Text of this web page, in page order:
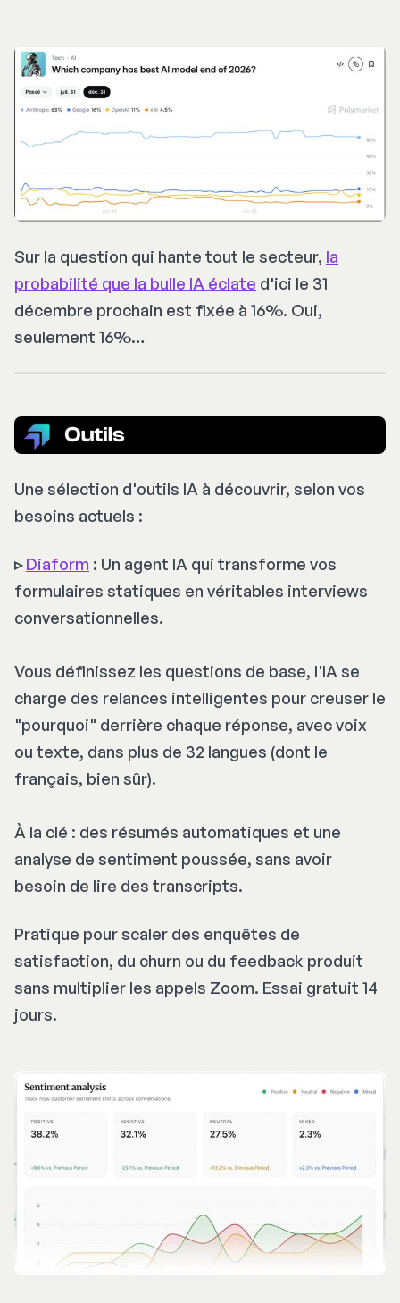
Sur la question qui hante tout le secteur, la
probabilité que la bulle IA éclate d'ici le 31
décembre prochain est fixée à 16%. Oui,
seulement 16%…
Une sélection d'outils IA à découvrir, selon vos
besoins actuels :
▹ Diaform : Un agent IA qui transforme vos
formulaires statiques en véritables interviews
conversationnelles.
Vous définissez les questions de base, l'IA se
charge des relances intelligentes pour creuser le
"pourquoi" derrière chaque réponse, avec voix
ou texte, dans plus de 32 langues (dont le
français, bien sûr).
À la clé : des résumés automatiques et une
analyse de sentiment poussée, sans avoir
besoin de lire des transcripts.
Pratique pour scaler des enquêtes de
satisfaction, du churn ou du feedback produit
sans multiplier les appels Zoom. Essai gratuit 14
jours.